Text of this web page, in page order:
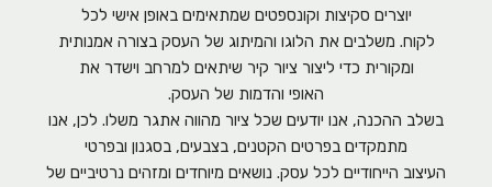
יוצרים סקיצות וקונספטים שמתאימים באופן אישי לכל
לקוח. משלבים את הלוגו והמיתוג של העסק בצורה אמנותית
ומקורית כדי ליצור ציור קיר שיתאים למרחב וישדר את
האופי והדמות של העסק.
בשלב ההכנה, אנו יודעים שכל ציור מהווה אתגר משלו. לכן, אנו
מתמקדים בפרטים הקטנים, בצבעים, בסגנון ובפרטי
העיצוב הייחודיים לכל עסק. נושאים מיוחדים ומזהים נרטיביים של